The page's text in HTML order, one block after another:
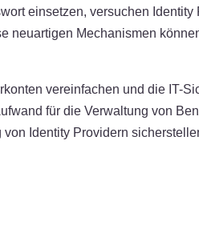
einsetzen, versuchen
Mechanismen
vereinfachen und die IT-
für die Verwaltung von
Identity Providern